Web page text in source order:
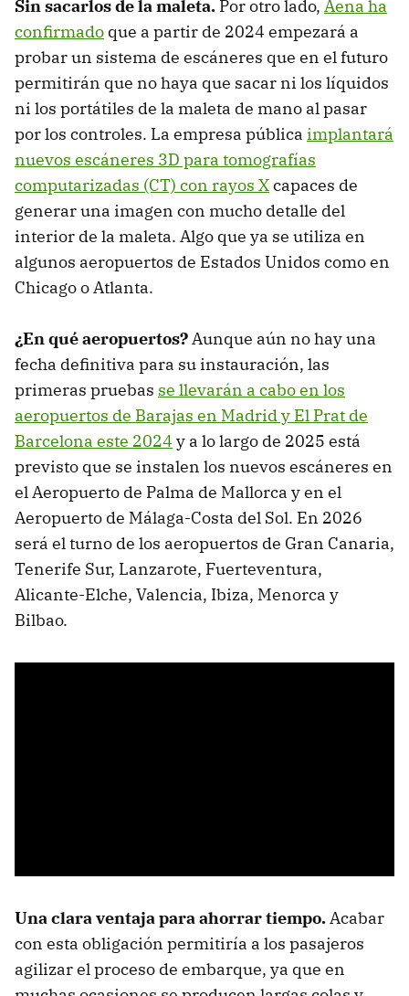
Sin sacarlos de la maleta. Por otro lado, Aena ha
confirmado que a partir de 2024 empezará a
probar un sistema de escáneres que en el futuro
permitirán que no haya que sacar ni los líquidos
ni los portátiles de la maleta de mano al pasar
por los controles. La empresa pública implantará
nuevos escáneres 3D para tomografías
computarizadas (CT) con rayos Xcapaces de
generar una imagen con mucho detalle del
interior de la maleta. Algo que ya se utiliza en
algunos aeropuertos de Estados Unidos como en
Chicago o Atlanta.
¿En qué aeropuertos?Aunque aún no hay una
fecha definitiva para su instauración, las
primeras pruebas se llevarán a cabo en los
aeropuertos de Barajas en Madrid y El Prat de
Barcelona este 2024 y a lo largo de 2025 está
previsto que se instalen los nuevos escáneres en
el Aeropuerto de Palma de Mallorca y en el
Aeropuerto de Málaga-Costa del Sol. En 2026
será el turno de los aeropuertos de Gran Canaria,
Tenerife Sur, Lanzarote, Fuerteventura,
Alicante-Elche, Valencia, Ibiza, Menorca y
Bilbao.
Una clara ventaja para ahorrar tiempo.Acabar
con esta obligación permitiría a los pasajeros
agilizar el proceso de embarque, ya que en